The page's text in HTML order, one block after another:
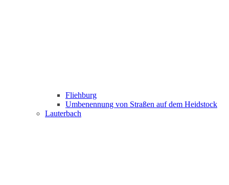
Fliehburg
Umbenennung von Straßen auf dem Heidstock
Lauterbach